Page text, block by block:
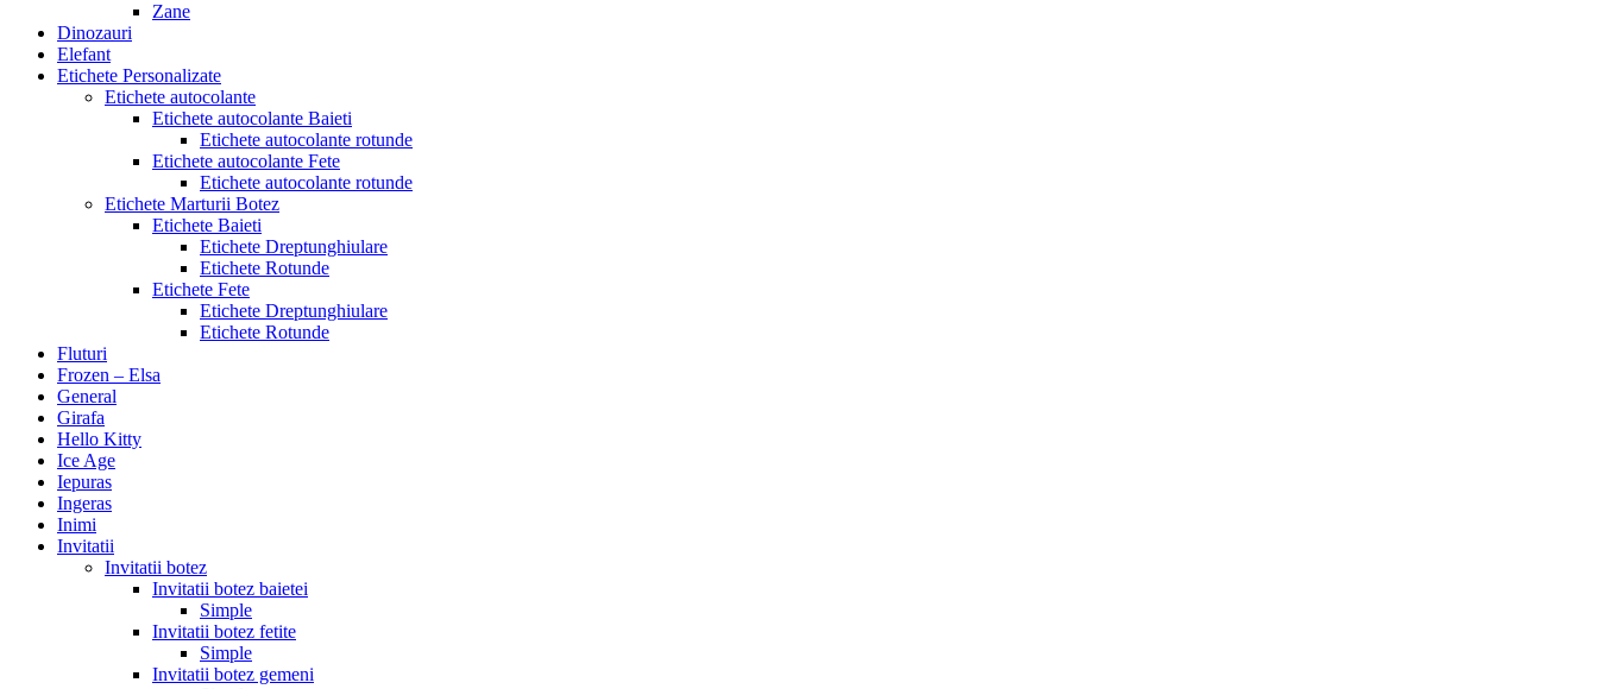
Zane
Dinozauri
Elefant
Etichete Personalizate
Etichete autocolante
Etichete autocolante Baieti
Etichete autocolante rotunde
Etichete autocolante Fete
Etichete autocolante rotunde
Etichete Marturii Botez
Etichete Baieti
Etichete Dreptunghiulare
Etichete Rotunde
Etichete Fete
Etichete Dreptunghiulare
Etichete Rotunde
Fluturi
Frozen – Elsa
General
Girafa
Hello Kitty
Ice Age
Iepuras
Ingeras
Inimi
Invitatii
Invitatii botez
Invitatii botez baietei
Simple
Invitatii botez fetite
Simple
Invitatii botez gemeni